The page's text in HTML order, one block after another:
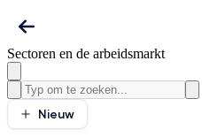
Sectoren en de arbeidsmarkt
Nieuw